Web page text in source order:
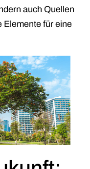
auch Quellen
Elemente für eine